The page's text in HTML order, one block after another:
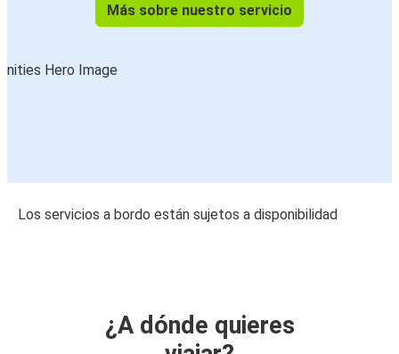
Más sobre nuestro servicio
Los servicios a bordo están sujetos a disponibilidad
¿A dónde quieres